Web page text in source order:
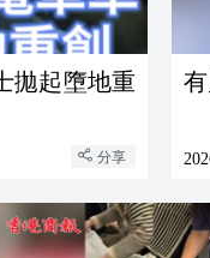
拋起墮地重
分享